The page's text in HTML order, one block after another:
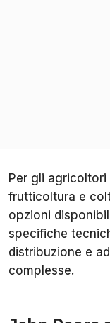
Per gli
frutticoltura e
opzioni
specifiche
distribuzione e
complesse.